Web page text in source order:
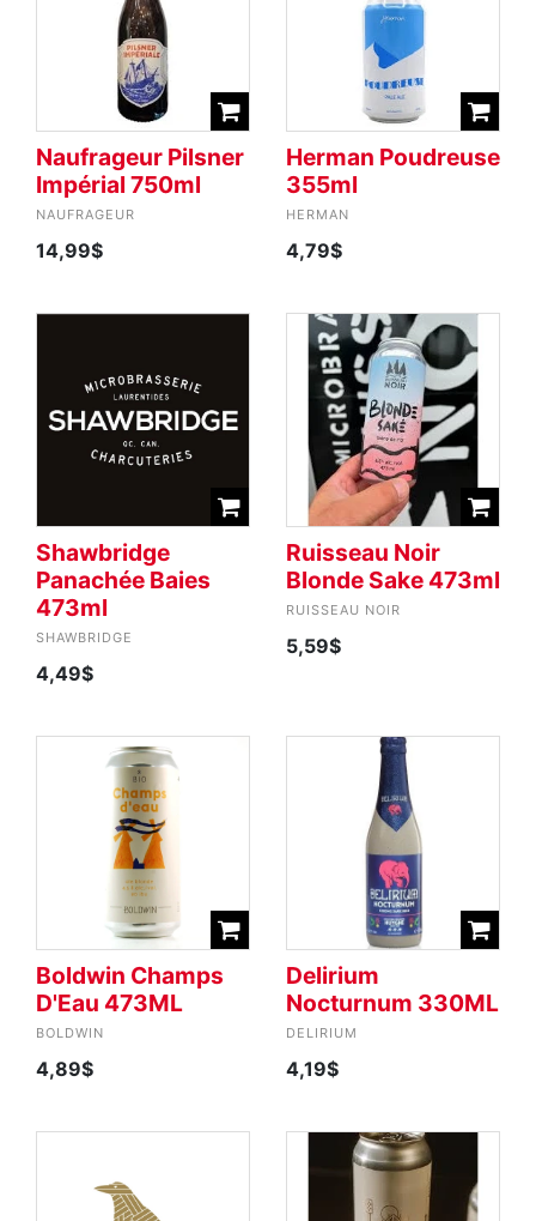
Naufrageur Pilsner
Impérial 750ml
NAUFRAGEUR
14,99$
Herman Poudreuse
355ml
HERMAN
4,79$
Shawbridge
Panachée Baies
473ml
SHAWBRIDGE
4,49$
Ruisseau Noir
Blonde Sake 473ml
RUISSEAU NOIR
5,59$
Boldwin Champs
D'Eau 473ML
BOLDWIN
4,89$
Delirium
Nocturnum 330ML
DELIRIUM
4,19$